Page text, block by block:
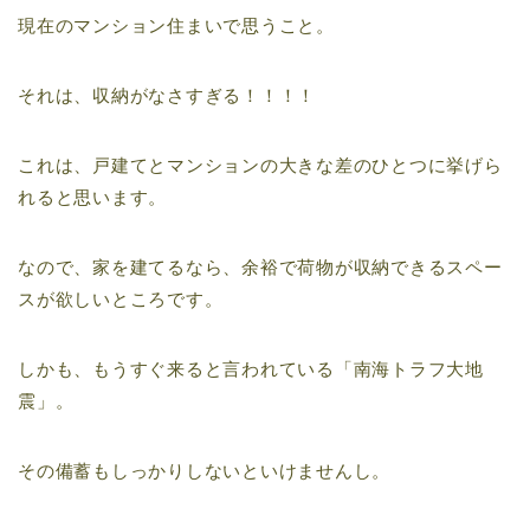
現在のマンション住まいで思うこと。
それは、収納がなさすぎる！！！！
これは、戸建てとマンションの大きな差のひとつに挙げら
れると思います。
なので、家を建てるなら、余裕で荷物が収納できるスペー
スが欲しいところです。
しかも、もうすぐ来ると言われている「南海トラフ大地
震」。
その備蓄もしっかりしないといけませんし。